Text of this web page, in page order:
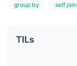
group by self join
TILs